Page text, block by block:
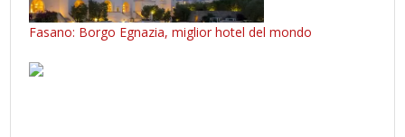
Fasano: Borgo Egnazia, miglior hotel del mondo